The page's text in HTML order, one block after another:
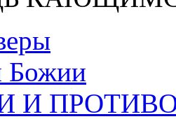
Божии
И